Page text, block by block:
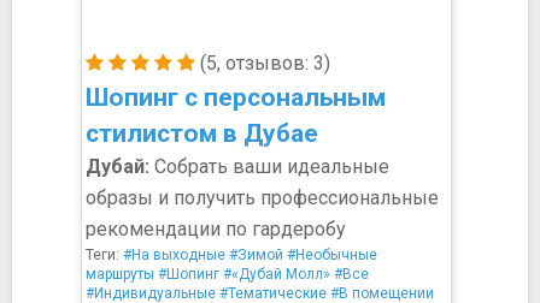
(5, отзывов: 3)
Шопинг с персональным
стилистом в Дубае
Дубай: Собрать ваши идеальные
образы и получить профессиональные
рекомендации по гардеробу
Теги: #На выходные #Зимой #Необычные
маршруты #Шопинг #«Дубай Молл» #Все
#Индивидуальные #Тематические #В помещении